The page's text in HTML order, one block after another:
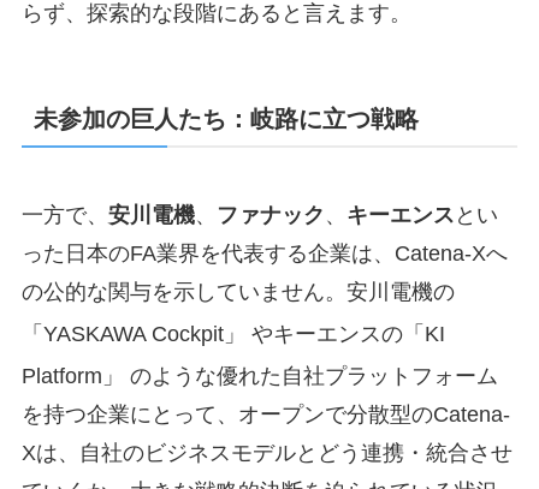
らず、探索的な段階にあると言えます。
未参加の巨人たち：岐路に立つ戦略
一方で、 安川電機、 ファナック 、 キーエンス とい
った日本のFA業界を代表する企業は、Catena-Xへ
の公的な関与を示していません。安川電機の
「YASKAWA Cockpit」 やキーエンスの「KI
Platform」 のような優れた自社プラットフォーム
を持つ企業にとって、オープンで分散型のCatena-
Xは、自社のビジネスモデルとどう連携・統合させ